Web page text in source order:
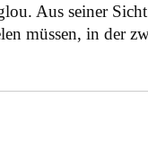
Aus seiner
müssen, in der